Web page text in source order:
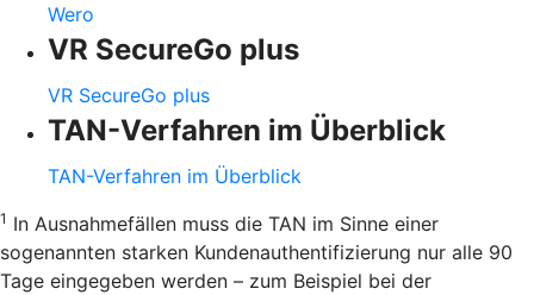
Wero
VR SecureGo plus
VR SecureGo plus
TAN-Verfahren im Überblick
TAN-Verfahren im Überblick
1 In Ausnahmefällen muss die TAN im Sinne einer
sogenannten starken Kundenauthentifizierung nur alle 90
Tage eingegeben werden – zum Beispiel bei der